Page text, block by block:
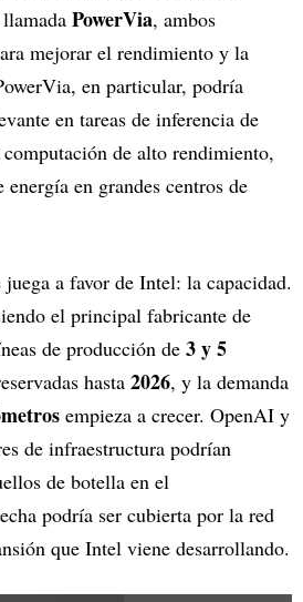
PowerVia, ambos
mejorar el rendimiento y la
en particular, podría
en tareas de inferencia de
de alto rendimiento,
en grandes centros de
a favor de Intel: la capacidad.
el principal fabricante de
de producción de 3 y 5
hasta 2026, y la demanda
empieza a crecer. OpenAI y
de infraestructura podrían
de botella en el
podría ser cubierta por la red
que Intel viene desarrollando.